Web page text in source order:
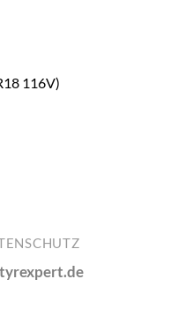
116V)
tyrexpert.de